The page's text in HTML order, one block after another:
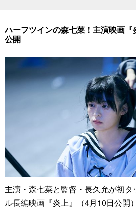
ハーフツインの森七菜！主演映画『
公開
主演・森七菜と監督・長久允が初
ル長編映画『炎上』（4月10日公開